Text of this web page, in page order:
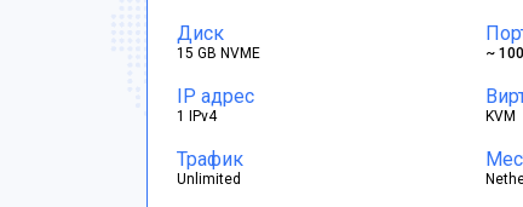
Диск
15 GB NVME ~
IP адрес
1 IPv4 KVM
Трафик
Unlimited